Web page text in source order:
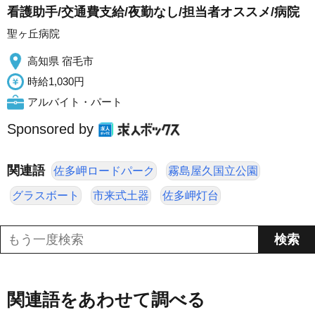
看護助手/交通費支給/夜勤なし/担当者オススメ/病院
聖ヶ丘病院
高知県 宿毛市
時給1,030円
アルバイト・パート
Sponsored by
関連語 佐多岬ロードパーク 霧島屋久国立公園
グラスボート 市来式土器 佐多岬灯台
関連語をあわせて調べる